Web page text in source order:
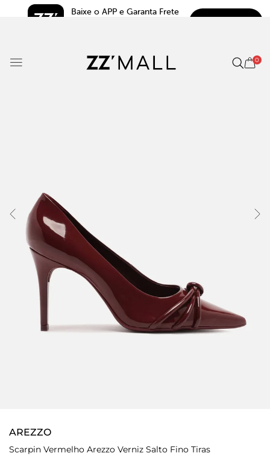
Baixe o APP e Garanta Frete
0
AREZZO
Scarpin Vermelho Arezzo Verniz Salto Fino Tiras